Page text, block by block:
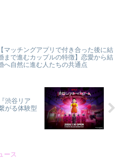
【マッチングアプリで付き合った後に結
まで進むカップルの特徴】恋愛から結
へ自然に進む人たちの共通点
渋谷リア
がる体験型
ース